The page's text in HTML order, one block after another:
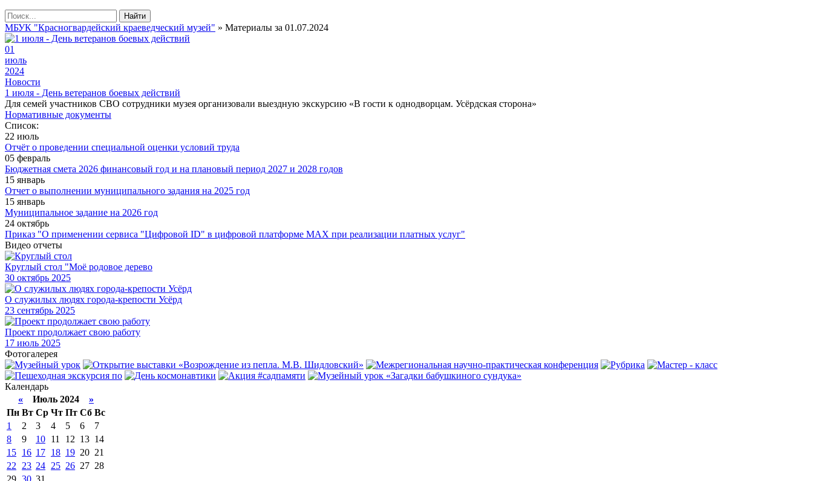
Найти
МБУК "Красногвардейский краеведческий музей" » Материалы за 01.07.2024
01
июль
2024
Новости
1 июля - День ветеранов боевых действий
Для семей участников СВО сотрудники музея организовали выездную экскурсию «В гости к однодворцам. Усёрдская сторона»
Нормативные документы
Список:
22 июль
Отчёт о проведении специальной оценки условий труда
05 февраль
Бюджетная смета 2026 финансовый год и на плановый период 2027 и 2028 годов
15 январь
Отчет о выполнении муниципального задания на 2025 год
15 январь
Муниципальное задание на 2026 год
24 октябрь
Приказ "О применении сервиса "Цифровой ID" в цифровой платформе МАХ при реализации платных услуг"
Видео отчеты
Круглый стол "Моё родовое дерево
30 октябрь 2025
О служилых людях города-крепости Усёрд
23 сентябрь 2025
Проект продолжает свою работу
17 июль 2025
Фотогалерея
Календарь
« Июль 2024 »
Пн Вт Ср Чт Пт Сб Вс
1
2 3 4 5 6
7
8
9 10 11 12 13 14
15 16 17 18 19 20 21
22
23 24 25 26 27 28
29 30 31